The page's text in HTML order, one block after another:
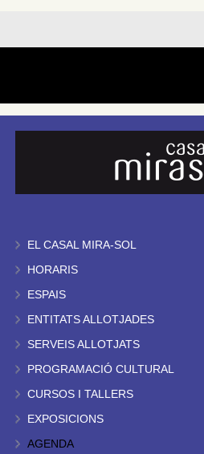
EL CASAL MIRA-SOL
HORARIS
ESPAIS
ENTITATS ALLOTJADES
SERVEIS ALLOTJATS
PROGRAMACIÓ CULTURAL
CURSOS I TALLERS
EXPOSICIONS
AGENDA